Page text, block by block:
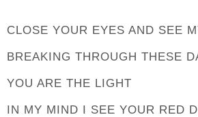
CLOSE YOUR EYES AND SEE
BREAKING THROUGH THESE
YOU ARE THE LIGHT
IN MY MIND I SEE YOUR RED